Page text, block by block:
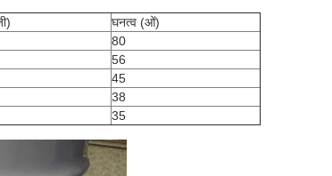
घनत्व (ओं)
80
56
45
38
35